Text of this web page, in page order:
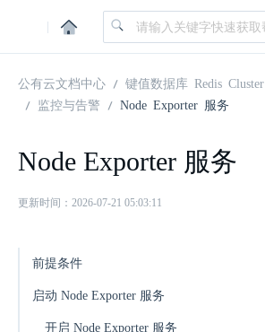
|
公有云文档中心 键值数据库 Redis Cluster
监控与告警
Node Exporter 服务
Node Exporter 服务
更新时间：2026-07-21 05:03:11
前提条件
启动 Node Exporter 服务
开启 Node Exporter 服务